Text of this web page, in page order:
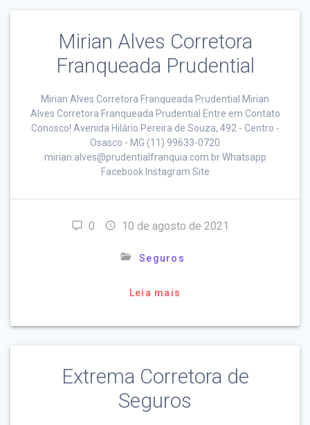
Mirian Alves Corretora
Franqueada Prudential
Mirian Alves Corretora Franqueada Prudential Mirian
Alves Corretora Franqueada Prudential Entre em Contato
Conosco! Avenida Hilário Pereira de Souza, 492 - Centro -
Osasco - MG (11) 99633-0720
mirian.alves@prudentialfranquia.com.br Whatsapp
Facebook Instagram Site
0 10 de agosto de 2021
Seguros
Leia mais
Extrema Corretora de
Seguros